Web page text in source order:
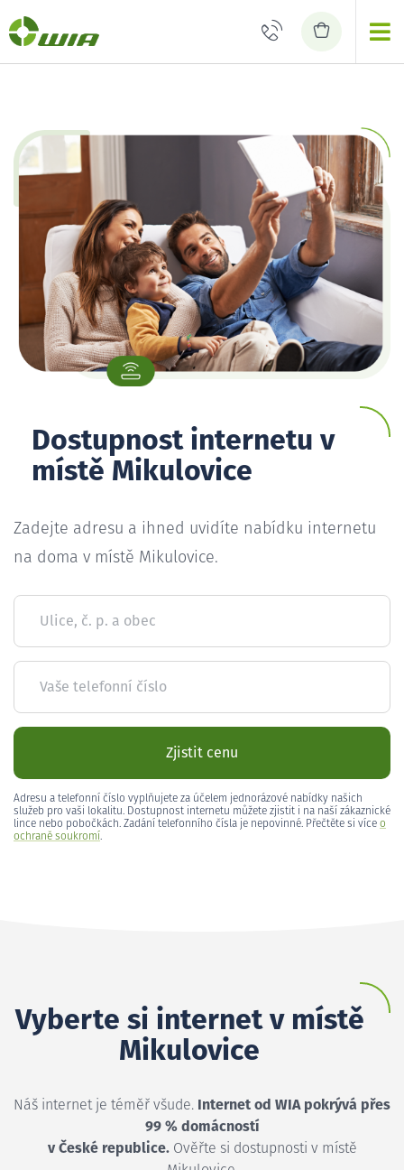
Dostupnost internetu v
místě Mikulovice
Zadejte adresu a ihned uvidíte nabídku internetu
na doma v místě Mikulovice.
Ulice, č. p. a obec
Vaše telefonní číslo
Zjistit cenu
Adresu a telefonní číslo vyplňujete za účelem jednorázové nabídky našich
služeb pro vaši lokalitu. Dostupnost internetu můžete zjistit i na naší zákaznické
lince nebo pobočkách. Zadání telefonního čísla je nepovinné. Přečtěte si více o
ochraně soukromí.
Vyberte si internet v místě
Mikulovice
Náš internet je téměř všude. Internet od WIA pokrývá přes
99 % domácností
v České republice.Ověřte si dostupnosti v místě